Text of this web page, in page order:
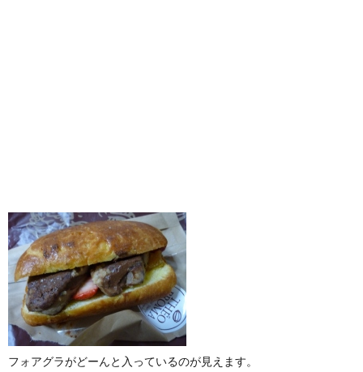
フォアグラがどーんと入っているのが見えます。